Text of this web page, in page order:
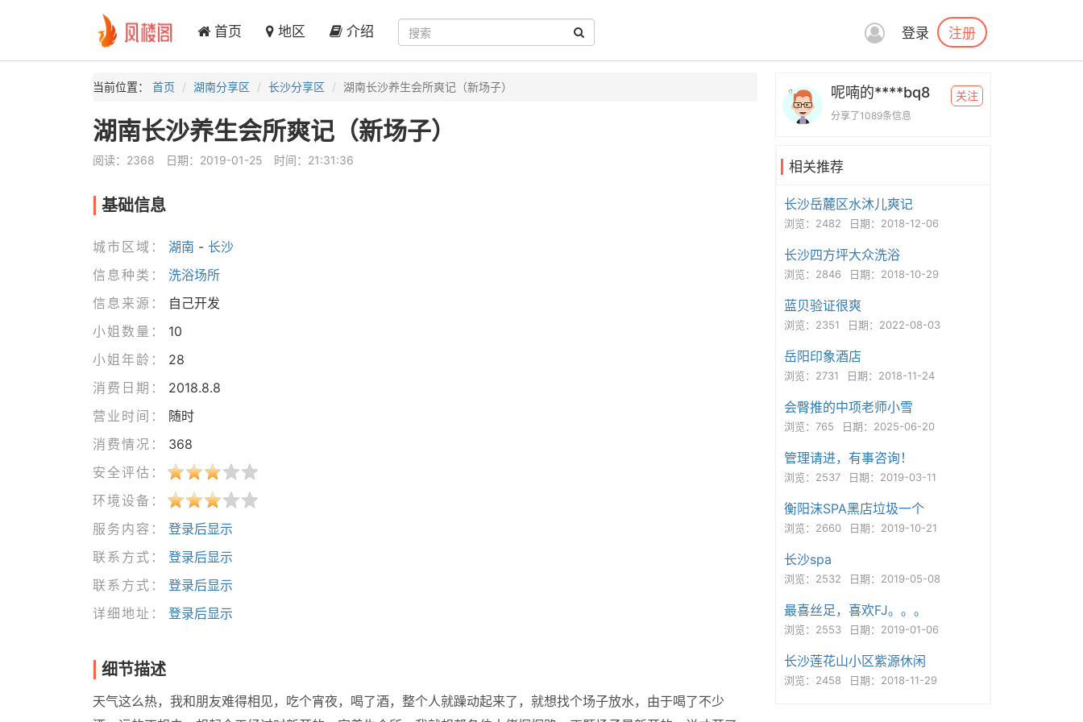
首页 地区 介绍 登录 注册
当前位置： 首页 湖南分享区 长沙分享区 湖南长沙养生会所爽记（新场子）
湖南长沙养生会所爽记（新场子）
阅读：2368 日期：2019-01-25 时间：21:31:36
基础信息
城市区域： 湖南 - 长沙
信息种类：
洗浴场所
信息来源：
自己开发
小姐数量：
10
小姐年龄：
28
消费日期：
2018.8.8
营业时间：
随时
消费情况：
368
安全评估：
环境设备：
服务内容：
登录后显示
联系方式：
登录后显示
联系方式：
登录后显示
详细地址：
登录后显示
细节描述
天气这么热，我和朋友难得相见，吃个宵夜，喝了酒，整个人就躁动起来了，就想找个场子放水，由于喝了不少
呢喃的****bq8
分享了1089条信息
关注
相关推荐
长沙岳麓区水沐儿爽记
浏览：2482 日期：2018-12-06
长沙四方坪大众洗浴
浏览：2846 日期：2018-10-29
蓝贝验证很爽
浏览：2351 日期：2022-08-03
岳阳印象酒店
浏览：2731 日期：2018-11-24
会臀推的中项老师小雪
浏览：765 日期：2025-06-20
管理请进，有事咨询！
浏览：2537 日期：2019-03-11
衡阳沫SPA黑店垃圾一个
浏览：2660 日期：2019-10-21
长沙spa
浏览：2532 日期：2019-05-08
最喜丝足，喜欢FJ。。。
浏览：2553 日期：2019-01-06
长沙莲花山小区紫源休闲
浏览：2458 日期：2018-11-29